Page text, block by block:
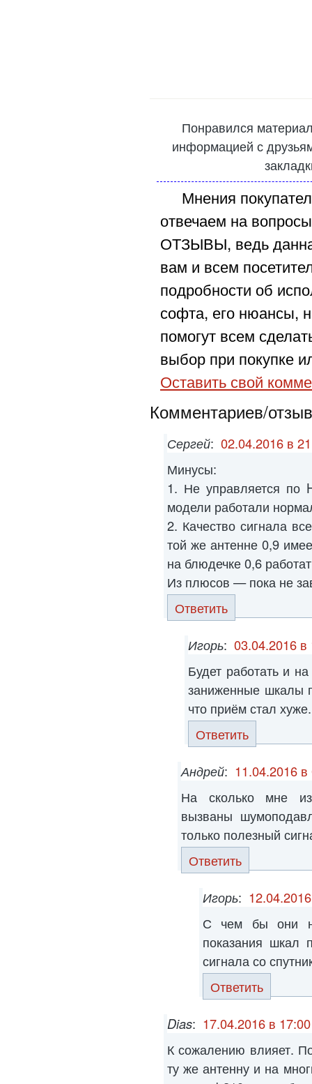
Понравился
информацией с
Мнения
отвечаем на
ОТЗЫВЫ, ведь
вам и всем
подробности об
софта, его нюансы,
помогут всем
выбор при покупке
Оставить свой
Комментариев/
Сергей: 02.04.2016 в
Минусы:
1. Не управляется по
модели работали
2. Качество сигнала
той же антенне 0,9
на блюдечке 0,6
Из плюсов — пока не
Ответить
Игорь: 03.04.2016 в
Будет работать и
заниженные шкалы
что приём стал хуже.
Ответить
Андрей: 11.04.2016 в
На сколько мне
вызваны
только полезный
Ответить
Игорь:
С чем бы они
показания шкал
сигнала со
Ответить
Dias: 17.04.2016 в 17:00
К сожалению влияет.
ту же антенну и на